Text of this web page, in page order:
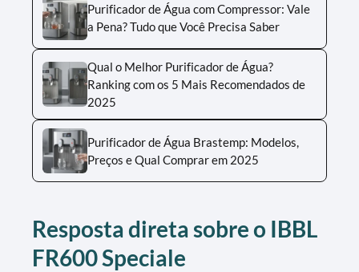
Purificador de Água com Compressor: Vale
a Pena? Tudo que Você Precisa Saber
Qual o Melhor Purificador de Água?
Ranking com os 5 Mais Recomendados de
2025
Purificador de Água Brastemp: Modelos,
Preços e Qual Comprar em 2025
Resposta direta sobre o IBBL
FR600 Speciale